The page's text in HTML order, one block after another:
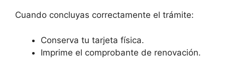
Cuando concluyas correctamente el trámite:
Conserva tu tarjeta física.
Imprime el comprobante de renovación.